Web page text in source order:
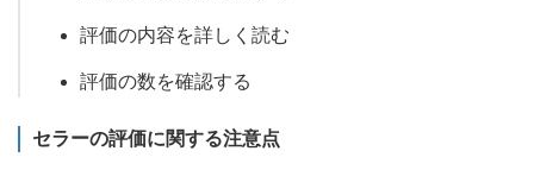
評価の内容を詳しく読む
評価の数を確認する
セラーの評価に関する注意点